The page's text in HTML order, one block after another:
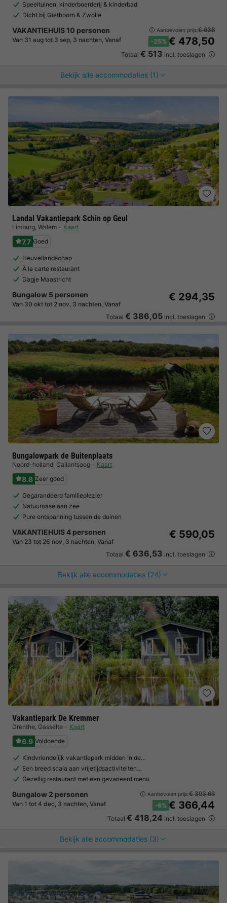
Speeltuinen, kinderboerderij & kinderbad
Dicht bij Giethoorn & Zwolle
VAKANTIEHUIS 10 personen
Van 31 aug tot 3 sep, 3 nachten, Vanaf
Aanbevolen prijs:€ 638
-25% € 478,50
Totaal € 513 incl. toeslagen
Bekijk alle accommodaties (1)
Landal Vakantiepark Schin op Geul
Limburg, Walem Kaart
7.7 Goed
Heuvellandschap
À la carte restaurant
Dagje Maastricht
Bungalow 5 personen
Van 30 okt tot 2 nov, 3 nachten, Vanaf
€ 294,35
Totaal € 386,05 incl. toeslagen
Bungalowpark de Buitenplaats
Noord-holland, Callantsoog Kaart
8.8 Zeer goed
Gegarandeerd familieplezier
Natuuroase aan zee
Pure ontspanning tussen de duinen
VAKANTIEHUIS 4 personen
Van 23 tot 26 nov, 3 nachten, Vanaf
€ 590,05
Totaal € 636,53 incl. toeslagen
Bekijk alle accommodaties (24)
Vakantiepark De Kremmer
Drenthe, Gasselte Kaart
6.9 Voldoende
Kindvriendelijk vakantiepark midden in de…
Een breed scala aan vrijetijdsactiviteiten…
Gezellig restaurant met een gevarieerd menu
Bungalow 2 personen
Van 1 tot 4 dec, 3 nachten, Vanaf
Aanbevolen prijs:€ 393,66
-6% € 366,44
Totaal € 418,24 incl. toeslagen
Bekijk alle accommodaties (3)